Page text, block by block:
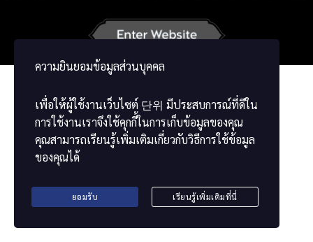
ความยินยอมข้อมูลส่วนบุคคล
เพื่อให้ผู้ใช้งานเว็บไซต์ 단위 มีประสบการณ์ที่ดีใน
การใช้งานเราจึงใช้คุกกี้ในการเก็บข้อมูลของคุณ
คุณสามารถเรียนรู้เพิ่มเติมเกี่ยวกับวิธีการใช้ข้อมูล
ของคุณได้
ยอมรับ เรียนรู้เพิ่มเติมที่นี่